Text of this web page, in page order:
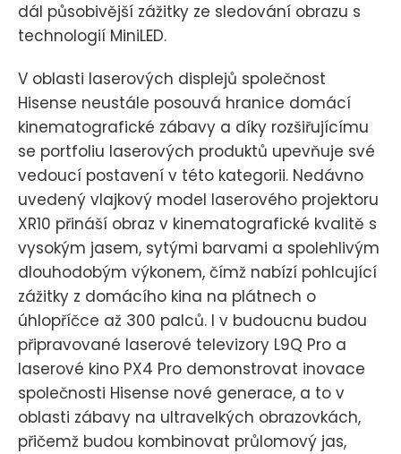
dál působivější zážitky ze sledování obrazu s
technologií MiniLED.
V oblasti laserových displejů společnost
Hisense neustále posouvá hranice domácí
kinematografické zábavy a díky rozšiřujícímu
se portfoliu laserových produktů upevňuje své
vedoucí postavení v této kategorii. Nedávno
uvedený vlajkový model laserového projektoru
XR10 přináší obraz v kinematografické kvalitě s
vysokým jasem, sytými barvami a spolehlivým
dlouhodobým výkonem, čímž nabízí pohlcující
zážitky z domácího kina na plátnech o
úhlopříčce až 300 palců. I v budoucnu budou
připravované laserové televizory L9Q Pro a
laserové kino PX4 Pro demonstrovat inovace
společnosti Hisense nové generace, a to v
oblasti zábavy na ultravelkých obrazovkách,
přičemž budou kombinovat průlomový jas,